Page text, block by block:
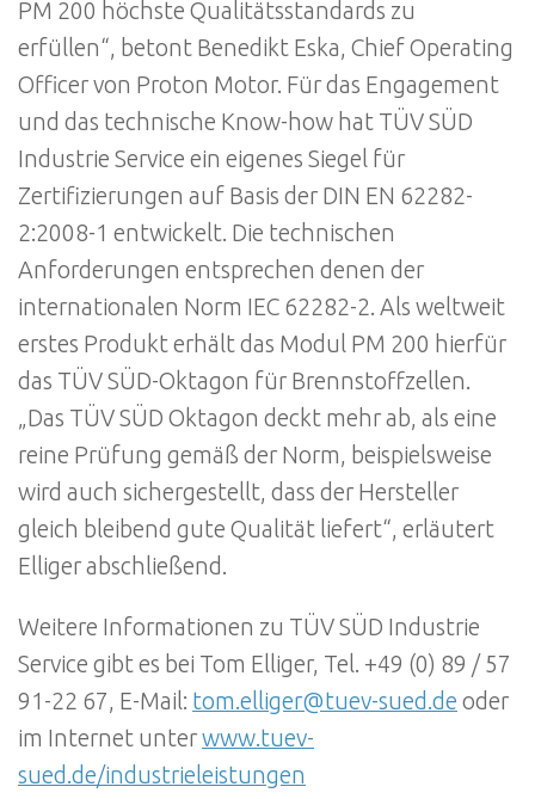
PM 200 höchste Qualitätsstandards zu
erfüllen“, betont Benedikt Eska, Chief Operating
Officer von Proton Motor. Für das Engagement
und das technische Know-how hat TÜV SÜD
Industrie Service ein eigenes Siegel für
Zertifizierungen auf Basis der DIN EN 62282-
2:2008-1 entwickelt. Die technischen
Anforderungen entsprechen denen der
internationalen Norm IEC 62282-2. Als weltweit
erstes Produkt erhält das Modul PM 200 hierfür
das TÜV SÜD-Oktagon für Brennstoffzellen.
„Das TÜV SÜD Oktagon deckt mehr ab, als eine
reine Prüfung gemäß der Norm, beispielsweise
wird auch sichergestellt, dass der Hersteller
gleich bleibend gute Qualität liefert“, erläutert
Elliger abschließend.
Weitere Informationen zu TÜV SÜD Industrie
Service gibt es bei Tom Elliger, Tel. +49 (0) 89 / 57
91-22 67, E-Mail: tom.elliger@tuev-sued.de oder
im Internet unterwww.tuev-
sued.de/industrieleistungen